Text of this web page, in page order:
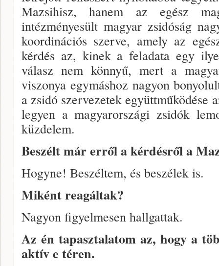
Mazsihisz, hanem az egész
intézményesült magyar zsidóság
koordinációs szerve, amely az
kérdés az, kinek a feladata egy
válasz nem könnyű, mert a
viszonya egymáshoz nagyon
a zsidó szervezetek együttműködése
legyen a magyarországi zsidók
küzdelem.
Beszélt már erről a kérdésről a
Hogyne! Beszéltem, és beszélek is.
Miként reagáltak?
Nagyon figyelmesen hallgattak.
Az én tapasztalatom az, hogy a
aktív e téren.